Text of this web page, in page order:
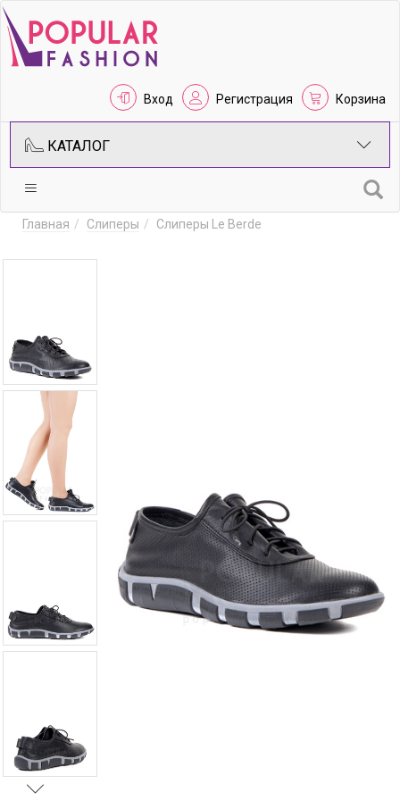
Вход Регистрация Корзина
КАТАЛОГ
Главная Слиперы Слиперы Le Berde